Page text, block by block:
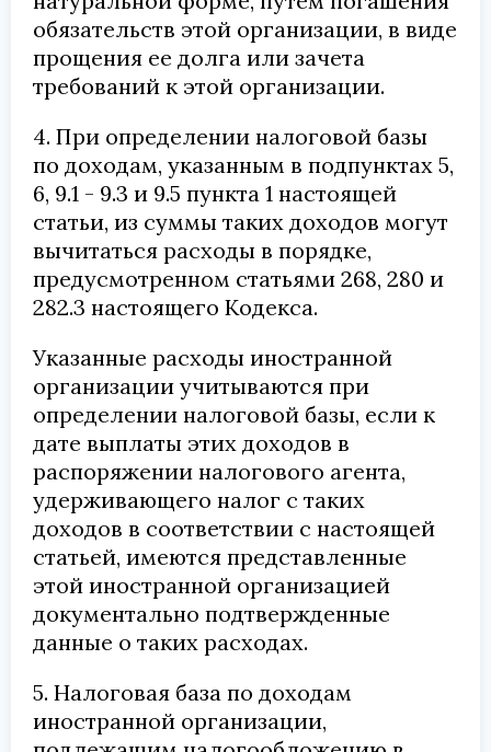
обязательств этой организации, в виде
прощения ее долга или зачета
требований к этой организации.
4. При определении налоговой базы
по доходам, указанным в подпунктах 5,
6, 9.1 - 9.3 и 9.5 пункта 1 настоящей
статьи, из суммы таких доходов могут
вычитаться расходы в порядке,
предусмотренном статьями 268, 280 и
282.3 настоящего Кодекса.
Указанные расходы иностранной
организации учитываются при
определении налоговой базы, если к
дате выплаты этих доходов в
распоряжении налогового агента,
удерживающего налог с таких
доходов в соответствии с настоящей
статьей, имеются представленные
этой иностранной организацией
документально подтвержденные
данные о таких расходах.
5. Налоговая база по доходам
иностранной организации,